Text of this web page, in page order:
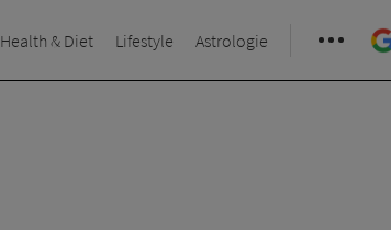
Health & Diet Lifestyle Astrologie